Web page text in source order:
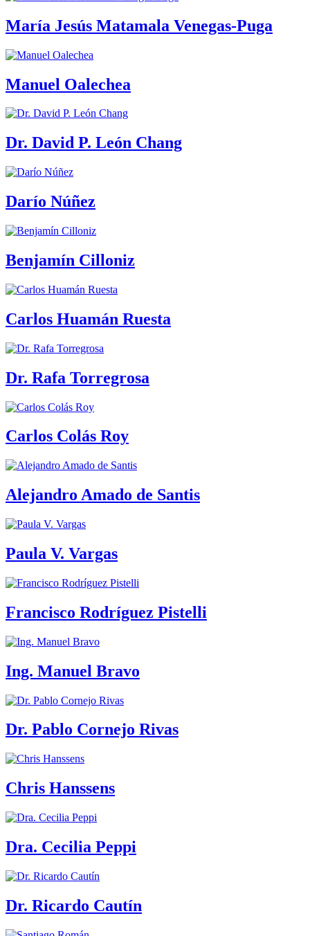
María Jesús Matamala Venegas-Puga
Manuel Oalechea
Dr. David P. León Chang
Darío Núñez
Benjamín Cilloniz
Carlos Huamán Ruesta
Dr. Rafa Torregrosa
Carlos Colás Roy
Alejandro Amado de Santis
Paula V. Vargas
Francisco Rodríguez Pistelli
Ing. Manuel Bravo
Dr. Pablo Cornejo Rivas
Chris Hanssens
Dra. Cecilia Peppi
Dr. Ricardo Cautín